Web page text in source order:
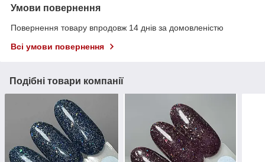
Умови повернення
Повернення товару впродовж 14 днів за домовленістю
Всі умови повернення
Подібні товари компанії